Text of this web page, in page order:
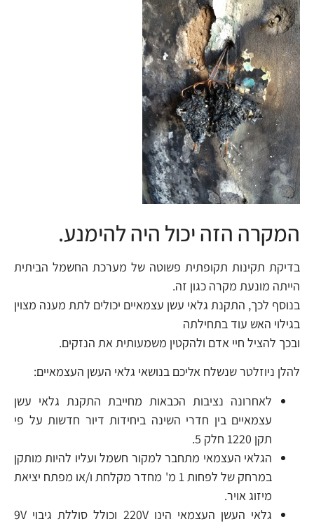
המקרה הזה יכול היה להימנע.
בדיקת תקינות תקופתית פשוטה של מערכת החשמל הביתית
הייתה מונעת מקרה כגון זה.
בנוסף לכך, התקנת גלאי עשן עצמאיים יכולים לתת מענה מצוין
בגילוי האש עוד בתחילתה
ובכך להציל חיי אדם ולהקטין משמעותית את הנזקים.
להלן ניוזלטר שנשלח אליכם בנושאי גלאי העשן העצמאיים:
לאחרונה נציבות הכבאות מחייבת התקנת גלאי עשן
עצמאיים בין חדרי השינה ביחידות דיור חדשות על פי
תקן 1220 חלק 5.
הגלאי העצמאי מתחבר למקור חשמל ועליו להיות מותקן
במרחק של לפחות 1 מ' מחדר מקלחת ו/או מפתח יציאת
מיזוג אויר.
גלאי העשן העצמאי הינו 220V וכולל סוללת גיבוי 9V